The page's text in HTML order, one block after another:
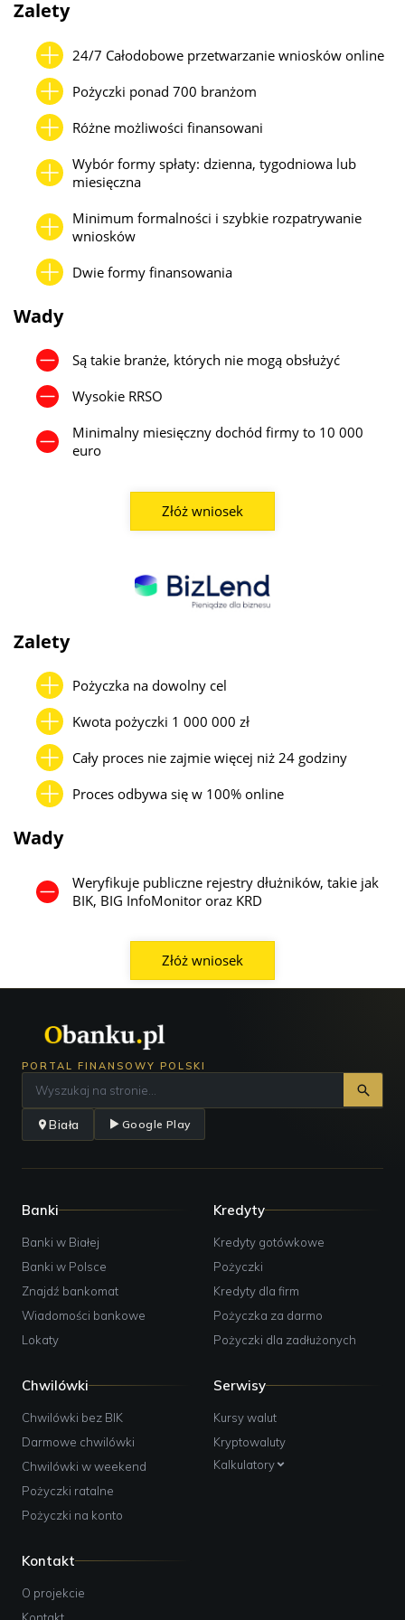
finansowania nawet na kwoty powyżej 1 mln zł, szczególnie w
towaru).
Warto jednak pamiętać, że im wyższa kwota, tym większe
wymagania dotyczące dokumentów (np. KPiR, deklaracje VAT,
wyciągi bankowe), a także konieczność posiadania stażu
działalności – zwykle min. 6–12 miesięcy. W przypadku
młodszych firm lub słabej historii finansowej limity będą niższe, a
oprocentowanie wyższe.
Zalety
24/7 Całodobowe przetwarzanie wniosków online
Pożyczki ponad 700 branżom
Różne możliwości finansowani
Wybór formy spłaty: dzienna, tygodniowa lub
miesięczna
Minimum formalności i szybkie rozpatrywanie
wniosków
Dwie formy finansowania
Wady
Są takie branże, których nie mogą obsłużyć
Wysokie RRSO
Minimalny miesięczny dochód firmy to 10 000
euro
Złóż wniosek
Zalety
Pożyczka na dowolny cel
Kwota pożyczki 1 000 000 zł
Cały proces nie zajmie więcej niż 24 godziny
Proces odbywa się w 100% online
Wady
Weryfikuje publiczne rejestry dłużników, takie jak
BIK, BIG InfoMonitor oraz KRD
Złóż wniosek
PORTAL FINANSOWY POLSKI
Biała Google Play
Banki
Banki w Białej
Banki w Polsce
Znajdź bankomat
Wiadomości bankowe
Lokaty
Kredyty
Kredyty gotówkowe
Pożyczki
Kredyty dla firm
Pożyczka za darmo
Pożyczki dla zadłużonych
Chwilówki
Chwilówki bez BIK
Darmowe chwilówki
Chwilówki w weekend
Pożyczki ratalne
Pożyczki na konto
Serwisy
Kursy walut
Kryptowaluty
Kalkulatory
Kontakt
O projekcie